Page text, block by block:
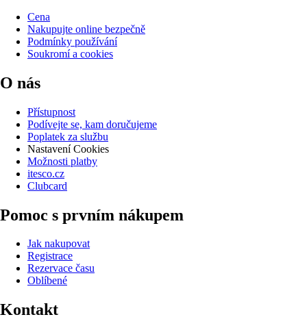
Cena
Nakupujte online bezpečně
Podmínky používání
Soukromí a cookies
O nás
Přístupnost
Podívejte se, kam doručujeme
Poplatek za službu
Nastavení Cookies
Možnosti platby
itesco.cz
Clubcard
Pomoc s prvním nákupem
Jak nakupovat
Registrace
Rezervace času
Oblíbené
Kontakt